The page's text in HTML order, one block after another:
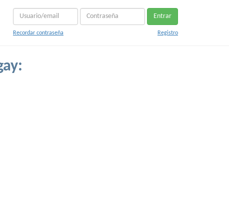
Entrar
Recordar contraseña Registro